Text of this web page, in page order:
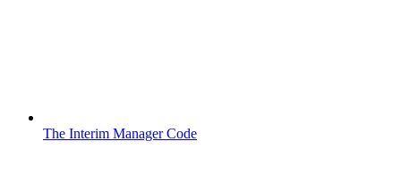
The Interim Manager Code